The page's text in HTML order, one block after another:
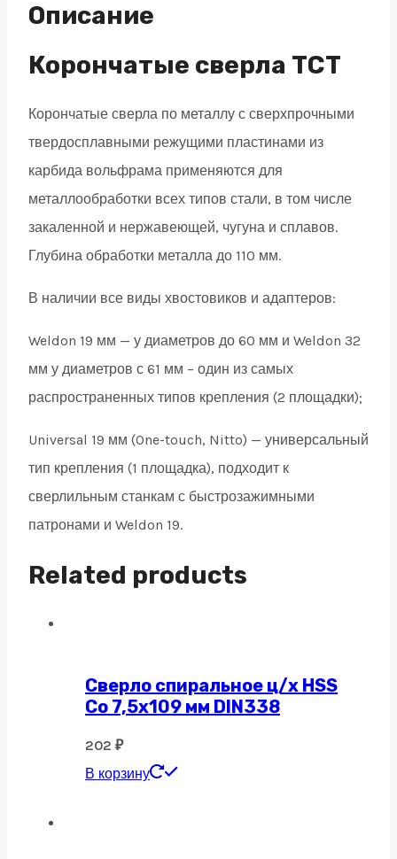
weldon
quantity
Описание
Корончатые сверла TCT
Корончатые сверла по металлу с сверхпрочными
твердосплавными режущими пластинами из
карбида вольфрама применяются для
металлообработки всех типов стали, в том числе
закаленной и нержавеющей, чугуна и сплавов.
Глубина обработки металла до 110 мм.
В наличии все виды хвостовиков и адаптеров:
Weldon 19 мм — у диаметров до 60 мм и Weldon 32
мм у диаметров с 61 мм – один из самых
распространенных типов крепления (2 площадки);
Universal 19 мм (One-touch, Nitto) — универсальный
тип крепления (1 площадка), подходит к
сверлильным станкам с быстрозажимными
патронами и Weldon 19.
Related products
Сверло спиральное ц/х HSS
Co 7,5х109 мм DIN338
202 ₽
В корзину